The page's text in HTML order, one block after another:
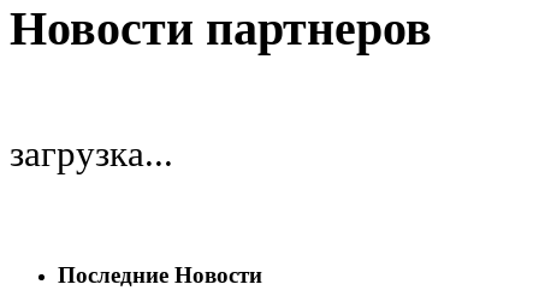
Новости партнеров
загрузка...
Последние Новости